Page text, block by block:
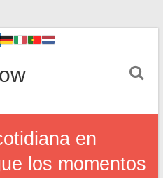
en
los momentos